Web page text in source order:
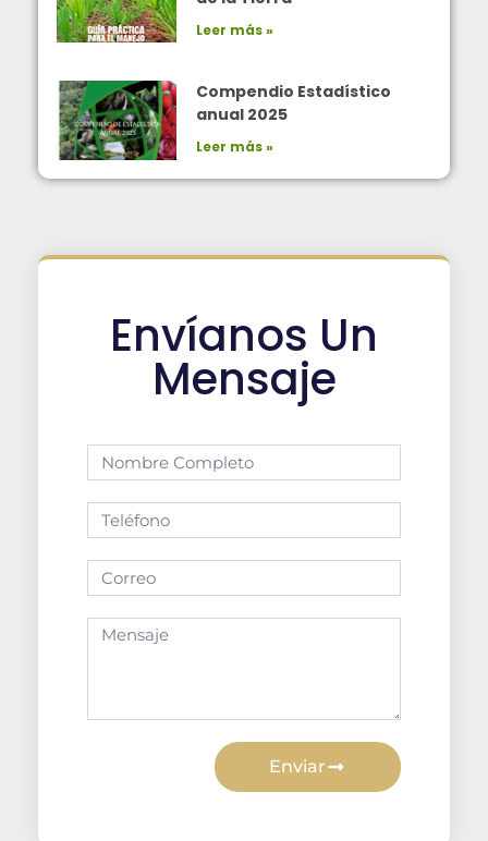
Leer más »
Compendio Estadístico
anual 2025
Leer más »
Envíanos Un
Mensaje
Enviar